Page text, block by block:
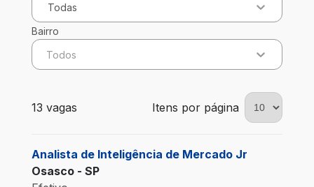
Todas
Bairro
Todos
13 vagas encontradas para 0 filtros aplicados
13 vagas Itens por página
Analista de Inteligência de Mercado Jr
Osasco - SP